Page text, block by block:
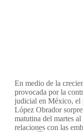
En medio de la
provocada por la
judicial en México, el
López Obrador
matutina del martes
relaciones con las